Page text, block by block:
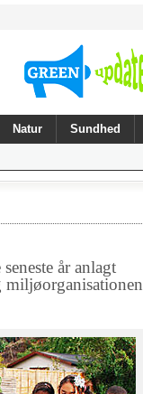
Natur Sundhed
år anlagt
miljøorganisationen